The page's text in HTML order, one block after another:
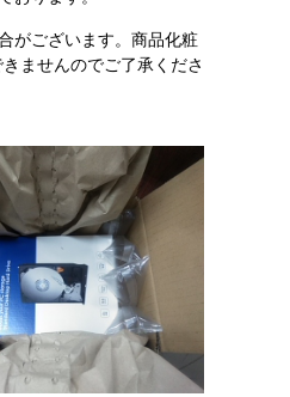
がございます。商品化粧
ませんのでご了承くださ